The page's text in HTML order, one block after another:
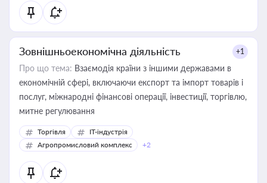
Зовнішньоекономічна діяльність +1
Про що тема: Взаємодія країни з іншими державами в
економічній сфері, включаючи експорт та імпорт товарів і
послуг, міжнародні фінансові операції, інвестиції, торгівлю,
митне регулювання
Торгівля
IT-індустрія
Агропромисловий комплекс
+2